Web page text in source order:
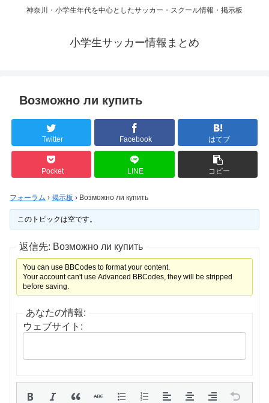
神奈川・小学生年代を中心としたサッカー・スクール情報・掲示板
小学生サッカー情報まとめ
Возможно ли купить
Twitter Facebook はてブ
Pocket LINE コピー
フォーラム › 掲示板 › Возможно ли купить
このトピックは空です。
返信先: Возможно ли купить
You can use BBCodes to format your content.
Your account can't use Advanced BBCodes, they will be stripped
before saving.
あなたの情報:
ウェブサイト: